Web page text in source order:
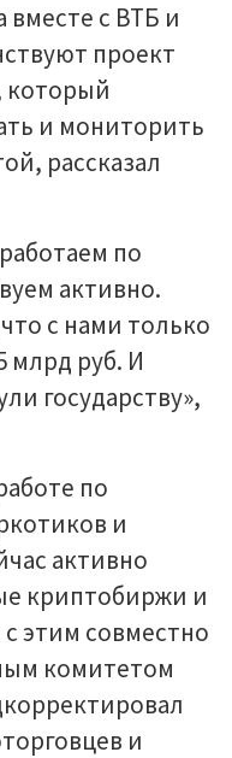
вместе с ВТБ и
проект
который
и мониторить
рассказал
по
активно.
с нами только
млрд руб. И
государству»,
по
и
активно
криптобиржи и
этим совместно
комитетом
и